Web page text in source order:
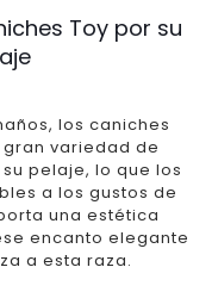
Toy por su
los caniches
variedad de
pelaje, lo que los
a los gustos de
una estética
encanto elegante
a esta raza.